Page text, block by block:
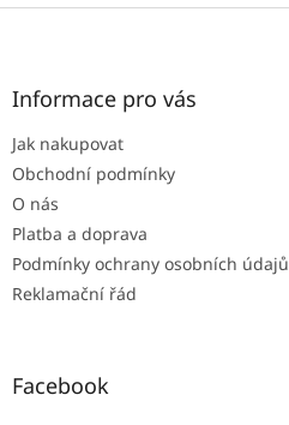
Z
Informace pro vás
Jak nakupovat
Obchodní podmínky
O nás
Platba a doprava
Podmínky ochrany osobních údajů
Reklamační řád
Facebook